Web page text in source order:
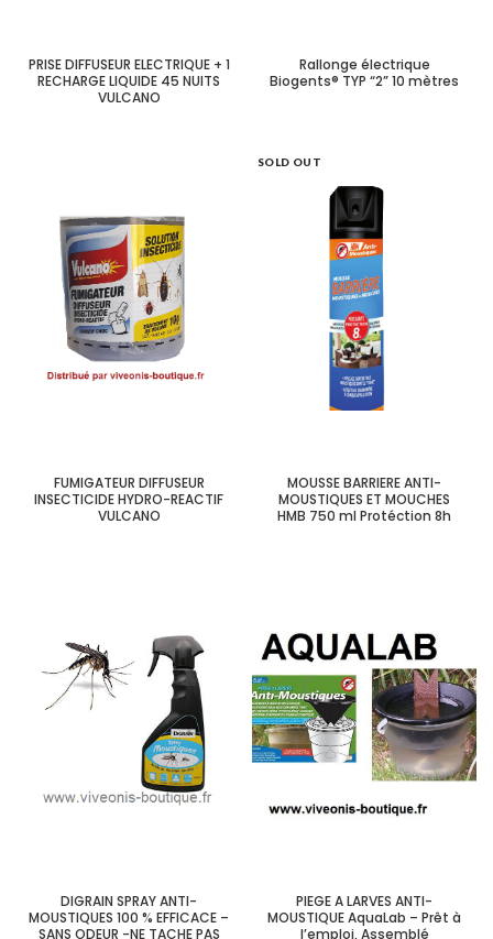
PRISE DIFFUSEUR ELECTRIQUE + 1
RECHARGE LIQUIDE 45 NUITS
VULCANO
Rallonge électrique
Biogents® TYP “2” 10 mètres
FUMIGATEUR DIFFUSEUR
INSECTICIDE HYDRO-REACTIF
VULCANO
SOLD OUT
MOUSSE BARRIERE ANTI-
MOUSTIQUES ET MOUCHES
HMB 750 ml Protéction 8h
DIGRAIN SPRAY ANTI-
MOUSTIQUES 100 % EFFICACE –
SANS ODEUR -NE TACHE PAS
PIEGE A LARVES ANTI-
MOUSTIQUE AquaLab – Prêt à
l’emploi, Assemblé